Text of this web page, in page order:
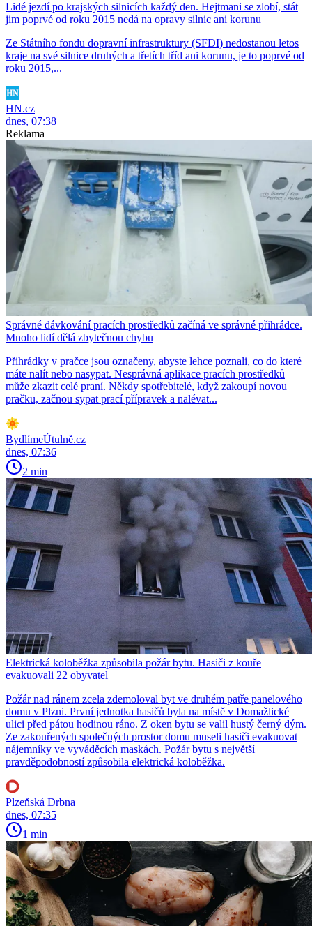
Lidé jezdí po krajských silnicích každý den. Hejtmani se zlobí, stát
jim poprvé od roku 2015 nedá na opravy silnic ani korunu
Ze Státního fondu dopravní infrastruktury (SFDI) nedostanou letos
kraje na své silnice druhých a třetích tříd ani korunu, je to poprvé od
roku 2015,...
HN.cz
dnes, 07:38
Reklama
Správné dávkování pracích prostředků začíná ve správné přihrádce.
Mnoho lidí dělá zbytečnou chybu
Přihrádky v pračce jsou označeny, abyste lehce poznali, co do které
máte nalít nebo nasypat. Nesprávná aplikace pracích prostředků
může zkazit celé praní. Někdy spotřebitelé, když zakoupí novou
pračku, začnou sypat prací přípravek a nalévat...
BydlímeÚtulně.cz
dnes, 07:36
2 min
Elektrická koloběžka způsobila požár bytu. Hasiči z kouře
evakuovali 22 obyvatel
Požár nad ránem zcela zdemoloval byt ve druhém patře panelového
domu v Plzni. První jednotka hasičů byla na místě v Domažlické
ulici před pátou hodinou ráno. Z oken bytu se valil hustý černý dým.
Ze zakouřených společných prostor domu museli hasiči evakuovat
nájemníky ve vyváděcích maskách. Požár bytu s největší
pravděpodobností způsobila elektrická koloběžka.
Plzeňská Drbna
dnes, 07:35
1 min